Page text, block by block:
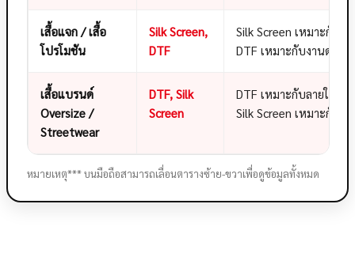
เสื้อแจก / เสื้อ
โปรโมชัน
Silk Screen,
DTF
Silk Screen เหมาะกับ
DTF เหมาะกับงานด่วน
เสื้อแบรนด์
Oversize /
Streetwear
DTF, Silk
Screen
DTF เหมาะกับลายใหญ่
Silk Screen เหมาะกับง
หมายเหตุ*** บนมือถือสามารถเลื่อนตารางซ้าย-ขวาเพื่อดูข้อมูลทั้งหมด